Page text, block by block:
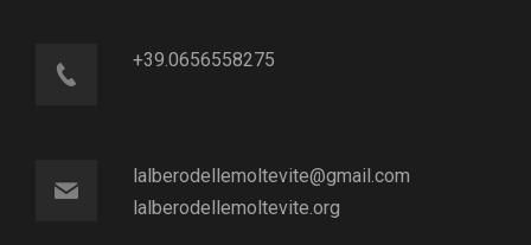
+39.0656558275
lalberodellemoltevite@gmail.com
lalberodellemoltevite.org